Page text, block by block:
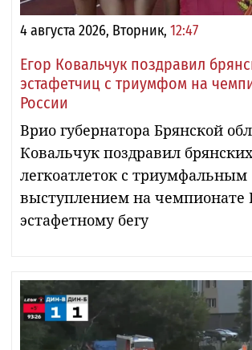
4 августа 2026, Вторник, 12:47
Егор Ковальчук поздравил
эстафетчиц с триумфом на
России
Врио губернатора Брянской
Ковальчук поздравил брянских
легкоатлеток с триумфальным
выступлением на чемпионате
эстафетному бегу